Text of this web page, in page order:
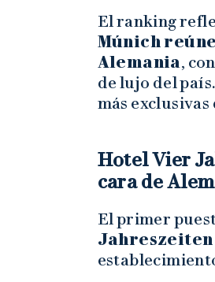
El ranking
Múnich
Alemania,
de lujo del
más
Hotel Vier
cara de
El primer